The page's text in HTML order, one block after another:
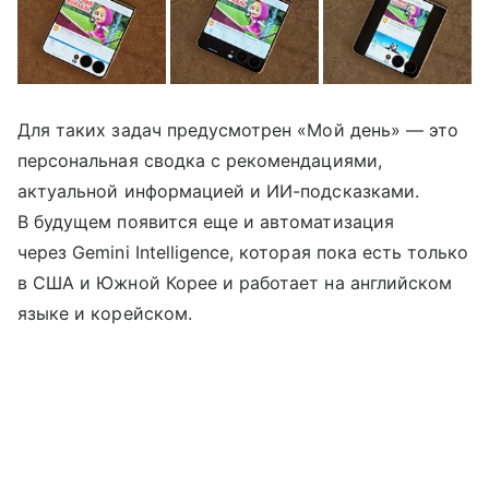
Для таких задач предусмотрен «Мой день» — это
персональная сводка с рекомендациями,
актуальной информацией и ИИ-подсказками.
В будущем появится еще и автоматизация
через Gemini Intelligence, которая пока есть только
в США и Южной Корее и работает на английском
языке и корейском.